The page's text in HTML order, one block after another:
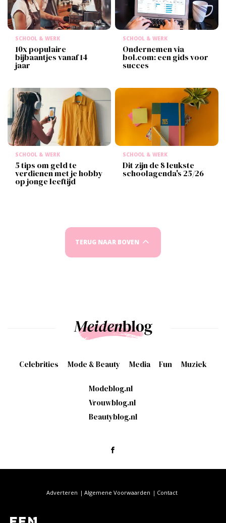
SCHOOL & WERK
10x populaire
bijbaantjes vanaf 14
jaar
SCHOOL & WERK
Ondernemen via
bol.com: een gids voor
succes
SCHOOL & WERK
5 tips om geld te
verdienen met je hobby
op jonge leeftijd
SCHOOL & WERK
Dit zijn de 8 leukste
schoolagenda's 25/26
TERUG NAAR BOVEN
Celebrities Mode & Beauty Media Fun Muziek
Modeblog.nl
Vrouwblog.nl
Beautyblog.nl
Adverteren Algemene Voorwaarden Contact